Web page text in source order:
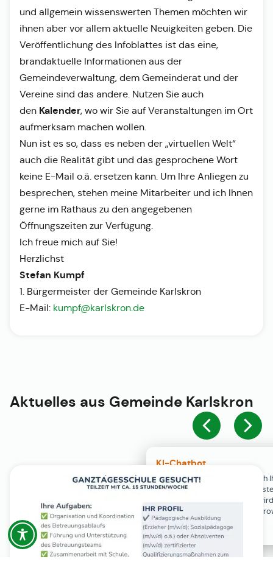
KI-Chatbot
Der KI-Chatbot steht erst nach
Einwilligung in den Cookie-
Verfügung. Der Chat-Verlauf
ausschließlich lokal in Ihrem
gespeichert.
und allgemein wissenswerten Themen möchten wir
ihnen aber vor allem aktuelle Neuigkeiten geben. Die
Veröffentlichung des Infoblattes ist das eine,
brandaktuelle Informationen aus der
Gemeindeverwaltung, dem Gemeinderat und der
Vereine sind das andere. Nutzen Sie auch
den Kalender, wo wir Sie auf Veranstaltungen im Ort
aufmerksam machen wollen.
Nun ist es so, dass es neben der „virtuellen Welt“
auch die Realität gibt und das gesprochene Wort
keine E-Mail o.ä. ersetzen kann. Um Ihre Anliegen zu
besprechen, stehen meine Mitarbeiter und ich Ihnen
gerne im Rathaus zu den angegebenen
Öffnungszeiten zur Verfügung.
Ich freue mich auf Sie!
Herzlichst
Stefan Kumpf
1. Bürgermeister der Gemeinde Karlskron
E-Mail: kumpf@karlskron.de
Aktuelles aus Gemeinde Karlskron